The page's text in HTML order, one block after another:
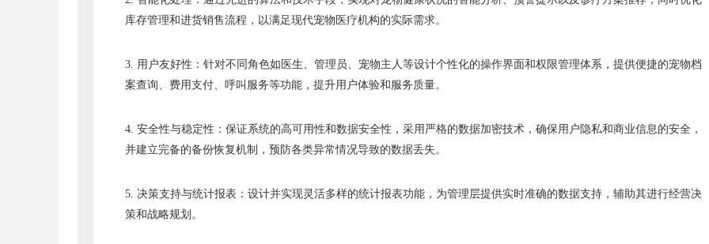
库存管理和进货销售流程，以满足现代宠物医疗机构的实际需求。
3. 用户友好性：针对不同角色如医生、管理员、宠物主人等设计个性化的操作界面和权限管理体系，提供便捷的宠物档
案查询、费用支付、呼叫服务等功能，提升用户体验和服务质量。
4. 安全性与稳定性：保证系统的高可用性和数据安全性，采用严格的数据加密技术，确保用户隐私和商业信息的安全，
并建立完备的备份恢复机制，预防各类异常情况导致的数据丢失。
5. 决策支持与统计报表：设计并实现灵活多样的统计报表功能，为管理层提供实时准确的数据支持，辅助其进行经营决
策和战略规划。